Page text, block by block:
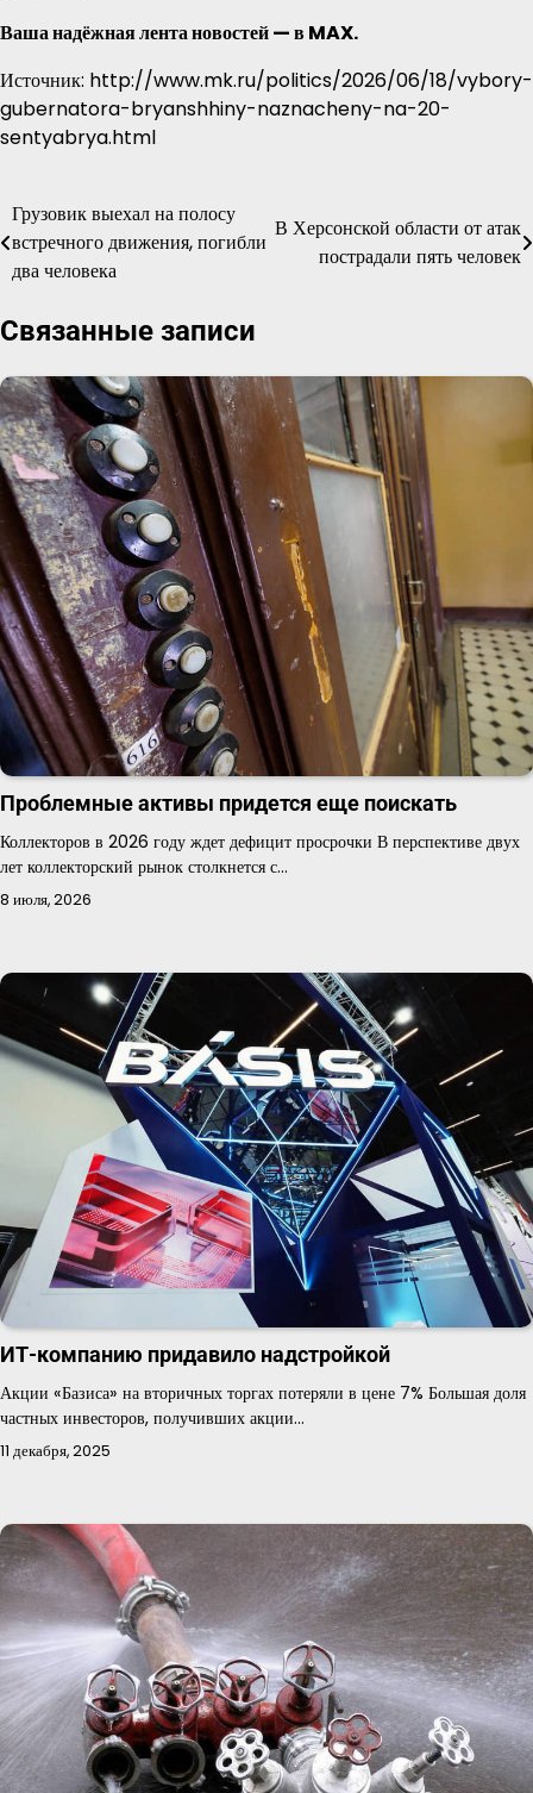
Ваша надёжная лента новостей — в MAX.
Источник: http://www.mk.ru/politics/2026/06/18/vybory-
gubernatora-bryanshhiny-naznacheny-na-20-
sentyabrya.html
Навигация
по
Грузовик выехал на полосу
встречного движения, погибли
два человека
В Херсонской области от атак
пострадали пять человек
Связанные записи
Проблемные активы придется еще поискать
Коллекторов в 2026 году ждет дефицит просрочки В перспективе двух
лет коллекторский рынок столкнется с…
8 июля, 2026
ИТ-компанию придавило надстройкой
Акции «Базиса» на вторичных торгах потеряли в цене 7% Большая доля
частных инвесторов, получивших акции…
11 декабря, 2025